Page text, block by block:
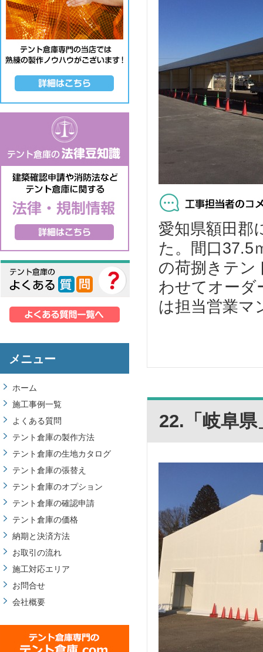
愛知県額田郡
た。間口
の荷捌きテン
わせてオーダ
は担当営業マ
22.「岐阜
メニュー
ホーム
施工事例一覧
よくある質問
テント倉庫の製作方法
テント倉庫の生地カタログ
テント倉庫の張替え
テント倉庫のオプション
テント倉庫の確認申請
テント倉庫の価格
納期と決済方法
お取引の流れ
施工対応エリア
お問合せ
会社概要